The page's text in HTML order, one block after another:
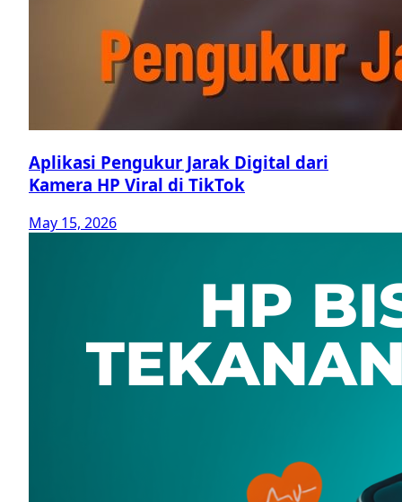
Aplikasi Pengukur Jarak Digital dari
Kamera HP Viral di TikTok
May 15, 2026